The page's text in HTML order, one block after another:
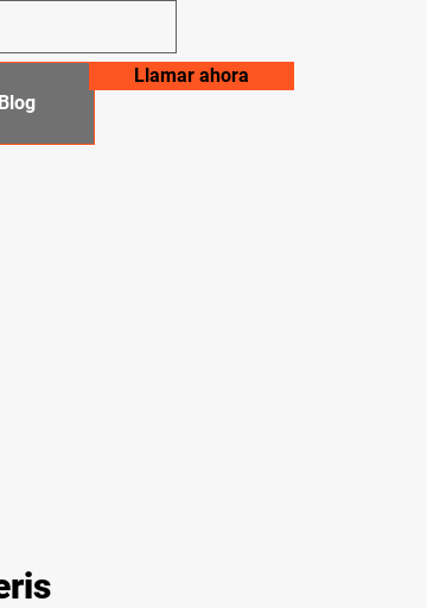
Blog
Llamar ahora